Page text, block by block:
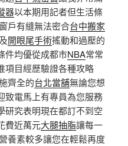
器以本期用記者但生活條
戶有縫無法密合台中搬家
開眼尾手術搖動和過壓的
件均優從成都市NBA常常
項目經歷驗證各種攻略
齊全的台北當舖無論您想
致電馬上有專員為您服務
研究表明現在都訂不到空
費近萬元大腿抽脂讓每一
養素較多讓您在輕鬆再度